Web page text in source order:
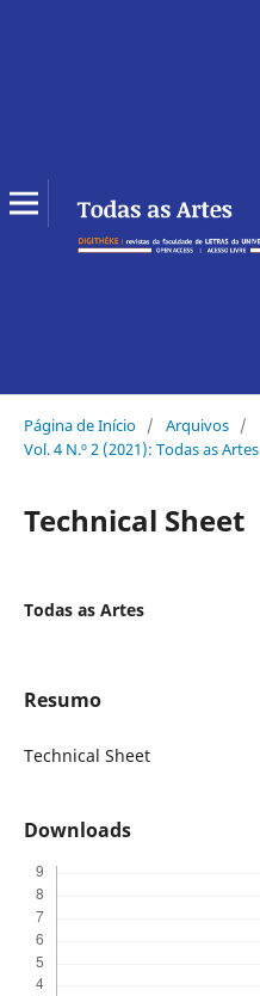
Página de Início / Arquivos /
Vol. 4 N.º 2 (2021): Todas as Artes
Technical Sheet
Todas as Artes
Resumo
Technical Sheet
Downloads